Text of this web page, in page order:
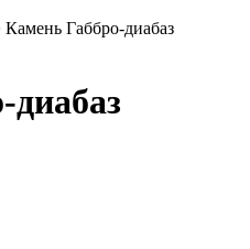
Камень Габбро-диабаз